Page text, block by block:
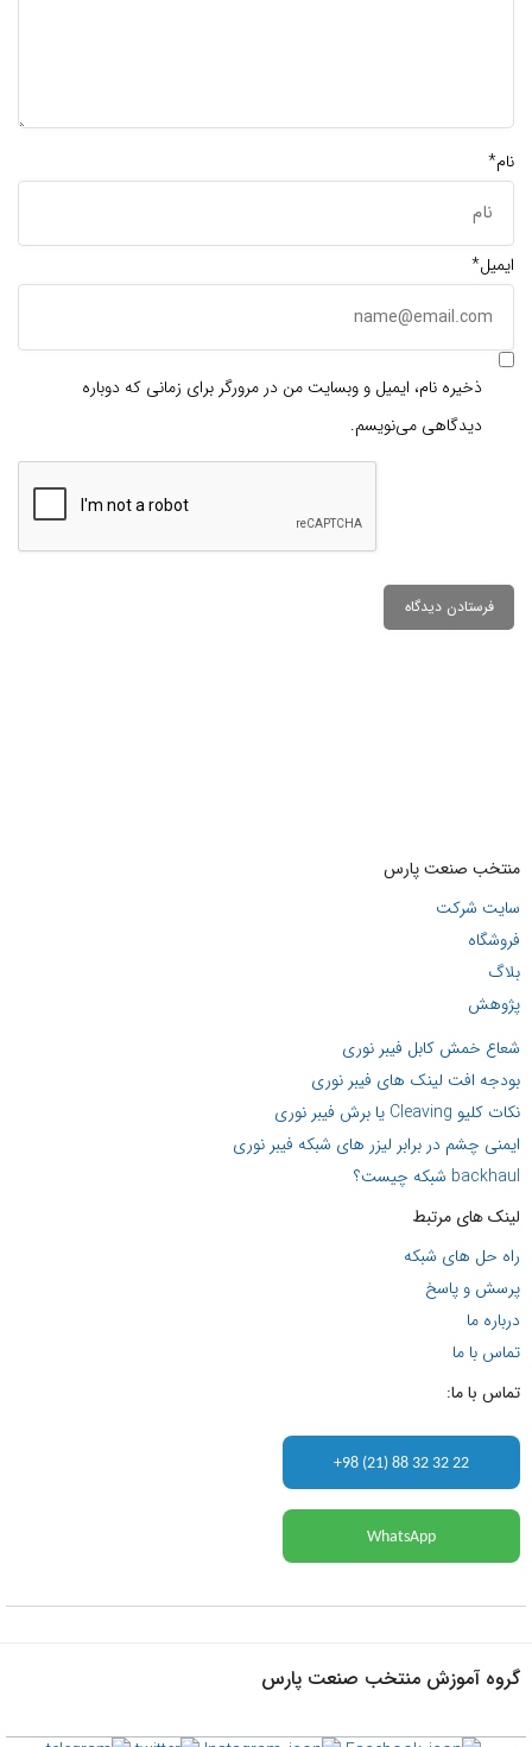
نام*
ایمیل*
ذخیره نام، ایمیل و وبسایت من در مرورگر برای زمانی که دوباره
دیدگاهی می‌نویسم.
منتخب صنعت پارس
سایت شرکت
فروشگاه
بلاگ
پژوهش
شعاع خمش کابل فیبر نوری
بودجه افت لینک های فیبر نوری
نکات کلیو Cleaving یا برش فیبر نوری
ایمنی چشم در برابر لیزر های شبکه فیبر نوری
backhaul شبکه چیست؟
لینک های مرتبط
راه حل های شبکه
پرسش و پاسخ
درباره ما
تماس با ما
تماس با ما:
+98 (21) 88 32 32 22
WhatsApp
گروه آموزش منتخب صنعت پارس